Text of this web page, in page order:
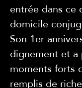
entrée dans ce
domicile
Son 1er
dignement et a
moments forts
remplis de